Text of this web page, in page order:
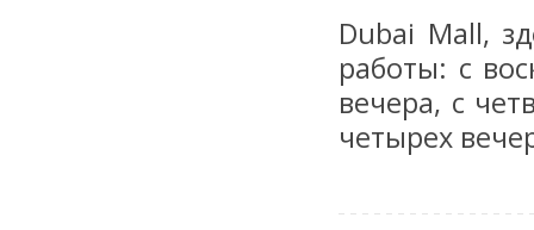
Dubai Mall,
работы: с
вечера, с
четырех